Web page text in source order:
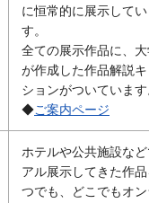
に恒常的に展示してい
す。
全ての展示作品に、大
が作成した作品解説キ
ションがついています
◆ご案内ページ
ホテルや公共施設など
アル展示してきた作品
つでも、どこでもオン